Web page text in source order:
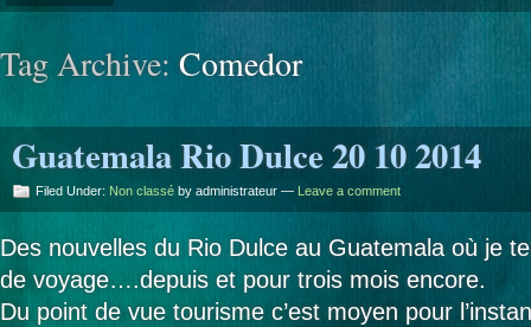
Tag Archive: Comedor
Guatemala Rio Dulce 20 10 2014
Filed Under: Non classé by administrateur — Leave a comment
Des nouvelles du Rio Dulce au Guatemala où je
de voyage….depuis et pour trois mois encore.
Du point de vue tourisme c’est moyen pour